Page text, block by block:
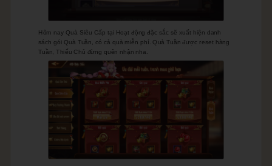
Hôm nay Quà Siêu Cấp tại Hoạt động đặc sắc sẽ xuất hiện danh
sách gói Quà Tuần, có cả quà miễn phí. Quà Tuần được reset hàng
Tuần, Thiếu Chủ đừng quên nhận nha.